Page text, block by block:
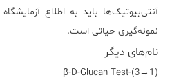
آنتی‌بیوتیک‌ها باید به اطلاع
نمونه‌گیری حیاتی است.
نام‌های دیگر
(1→3)-β-D-Glucan Test